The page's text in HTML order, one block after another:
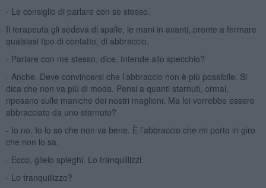
- Le consiglio di parlare con se stesso.
Il terapeuta gli sedeva di spalle, le mani in avanti, pronte a fermare
qualsiasi tipo di contatto, di abbraccio.
- Parlare con me stesso, dice. Intende allo specchio?
- Anche. Deve convincersi che l’abbraccio non è più possibile. Si
dica che non va più di moda. Pensi a quanti starnuti, ormai,
riposano sulle maniche dei nostri maglioni. Ma lei vorrebbe essere
abbracciato da uno starnuto?
- Io no. Io lo so che non va bene. È l’abbraccio che mi porto in giro
che non lo sa.
- Ecco, glielo spieghi. Lo tranquillizzi.
- Lo tranquillizzo?